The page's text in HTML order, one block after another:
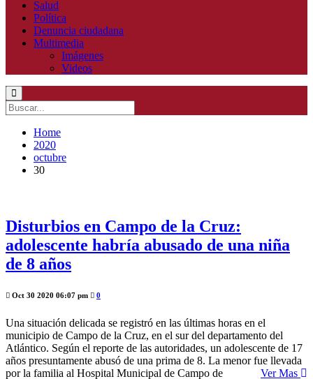
Salud
Política
Denuncia ciudadana
Multimedia
Imágenes
Videos
Home
2020
octubre
30
Disturbios en Campo de la Cruz:
adolescente habría abusado de una niña
de 8 años
Oct 30 2020 06:07 pm 0
Una situación delicada se registró en las últimas horas en el
municipio de Campo de la Cruz, en el sur del departamento del
Atlántico. Según el reporte de las autoridades, un adolescente de 17
años presuntamente abusó de una prima de 8. La menor fue llevada
por la familia al Hospital Municipal de Campo de
Ver Mas